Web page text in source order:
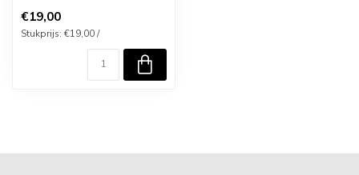
€19,00
Stukprijs: €19,00 /